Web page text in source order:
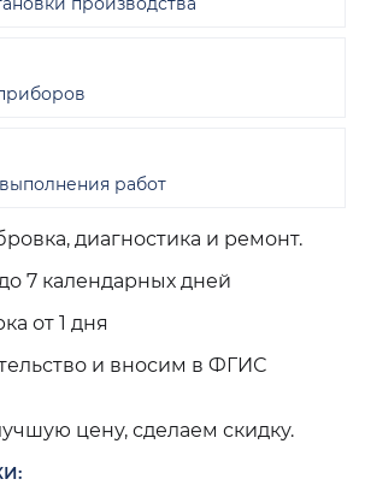
диагностика и ремонт.
7 календарных дней
от 1 дня
и вносим в ФГИС
цену, сделаем скидку.
работ